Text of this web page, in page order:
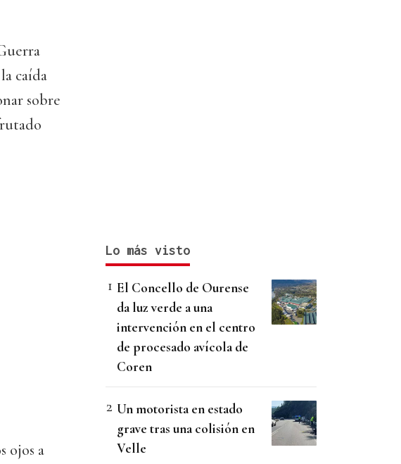
caída
sobre
ojos a
Lo más visto
El Concello de Ourense
da luz verde a una
intervención en el centro
de procesado avícola de
Coren
Un motorista en estado
grave tras una colisión en
Velle